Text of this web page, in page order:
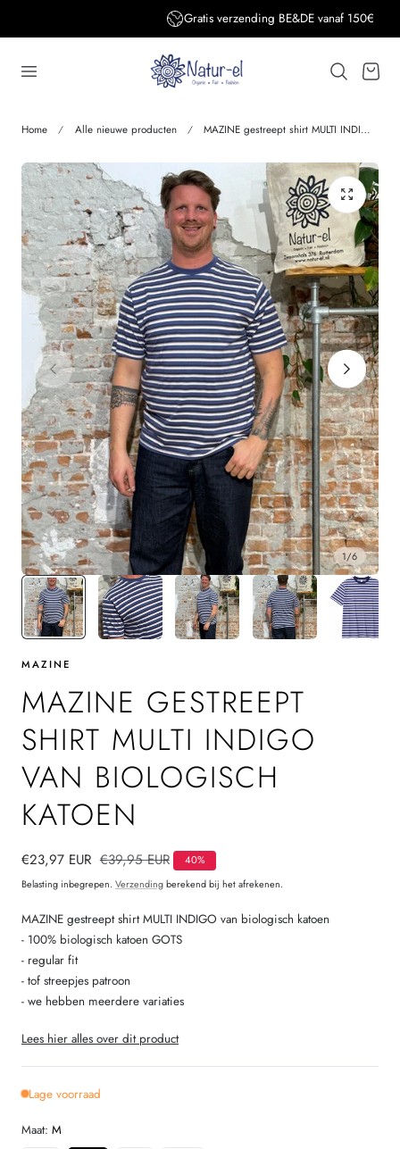
Gratis verzending BE&DE vanaf 150€
Home Alle nieuwe producten MAZINE gestreept shirt MULTI INDIGO van biologisch katoen
1/6
MAZINE
MAZINE GESTREEPT
SHIRT MULTI INDIGO
VAN BIOLOGISCH
KATOEN
Verkoopprijs
€23,97 EUR Normale
prijs
€39,95 EUR
40%
Belasting inbegrepen. Verzendingberekend bij het afrekenen.
MAZINE gestreept shirt MULTI INDIGO van biologisch katoen
- 100% biologisch katoen GOTS
- regular fit
- tof streepjes patroon
- we hebben meerdere variaties
Lees hier alles over dit product
Lage voorraad
Maat: M